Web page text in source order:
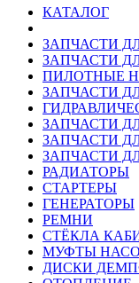
КАТАЛОГ
ЗАПЧАСТИ
ЗАПЧАСТИ
ПИЛОТНЫЕ
ЗАПЧАСТИ
ЗАПЧАСТИ
ЗАПЧАСТИ
ЗАПЧАСТИ
РАДИАТОРЫ
СТАРТЕРЫ
ГЕНЕРАТОРЫ
РЕМНИ
СТЁКЛА
МУФТЫ
ДИСКИ